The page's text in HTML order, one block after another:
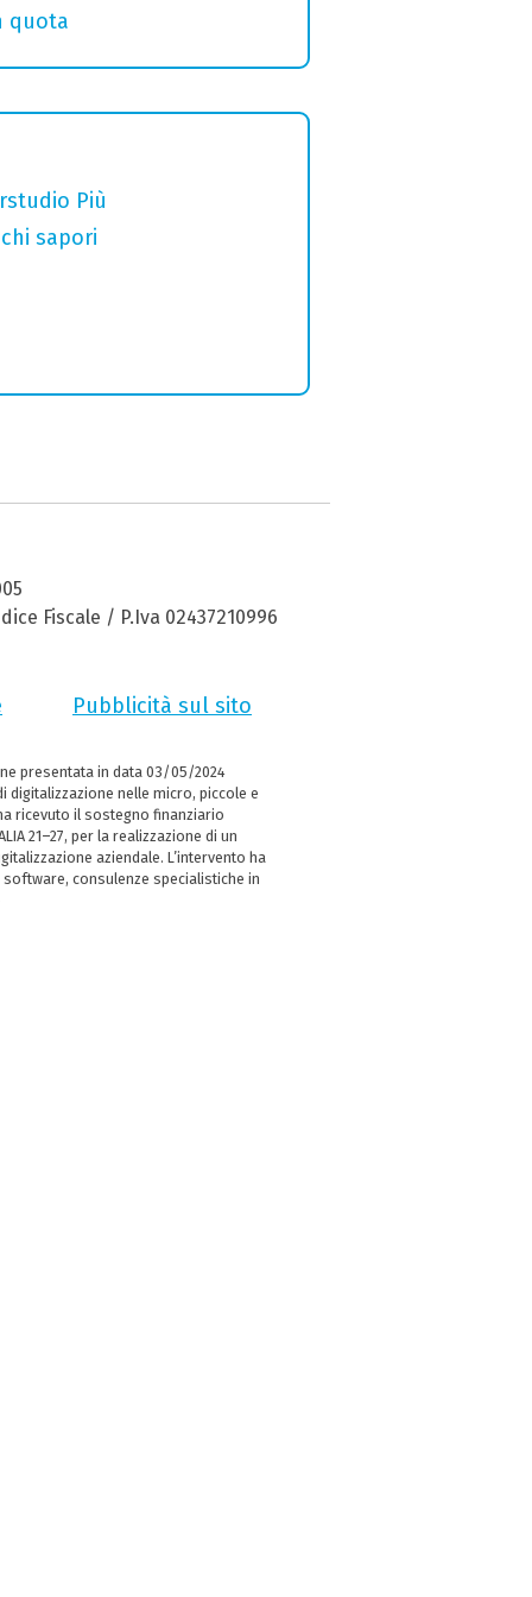
quota
Più
sapori
Fiscale / P.Iva 02437210996
Pubblicità sul sito
presentata in data 03/05/2024
digitalizzazione nelle micro, piccole e
ricevuto il sostegno finanziario
21–27, per la realizzazione di un
aziendale. L’intervento ha
consulenze specialistiche in